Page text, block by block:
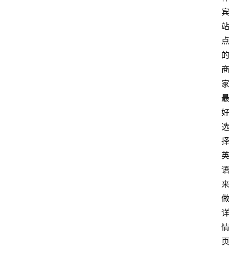
宾
站
点
的
商
家
最
好
选
择
英
语
来
做
详
情
页